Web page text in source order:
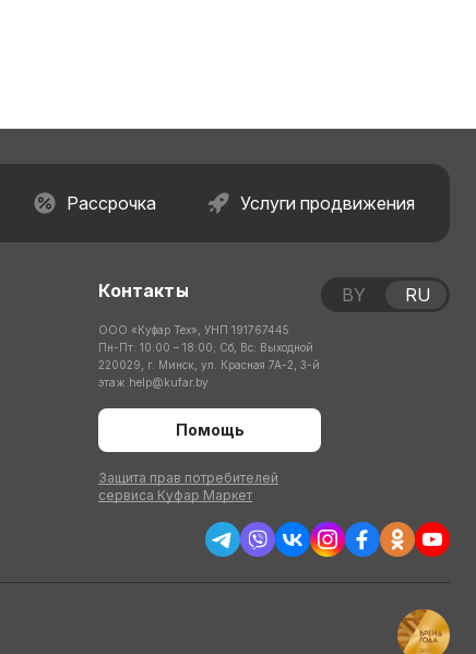
Рассрочка Услуги продвижения
Контакты
ООО «Куфар Тех», УНП 191767445
Пн-Пт: 10:00 – 18:00; Сб, Вс: Выходной
220029, г. Минск, ул. Красная 7А-2, 3-й
этаж help@kufar.by
Помощь
Защита прав потребителей
сервиса Куфар Маркет
BY RU